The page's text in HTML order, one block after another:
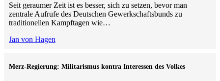
Seit geraumer Zeit ist es besser, sich zu setzen, bevor man
zentrale Aufrufe des Deutschen Gewerkschaftsbunds zu
traditionellen Kampftagen wie…
Jan von Hagen
Merz-Regierung: Militarismus kontra Inte­ressen des Volkes